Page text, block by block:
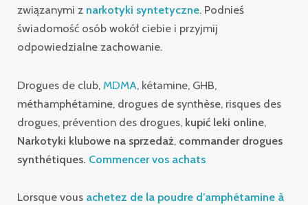
związanymi z narkotyki syntetyczne. Podnieś
świadomość osób wokół ciebie i przyjmij
odpowiedzialne zachowanie.
Drogues de club, MDMA, kétamine, GHB,
méthamphétamine, drogues de synthèse, risques des
drogues, prévention des drogues, kupić leki online,
Narkotyki klubowe na sprzedaż, commander drogues
synthétiques. Commencer vos achats
Lorsque vous achetez de la poudre d’amphétamine à